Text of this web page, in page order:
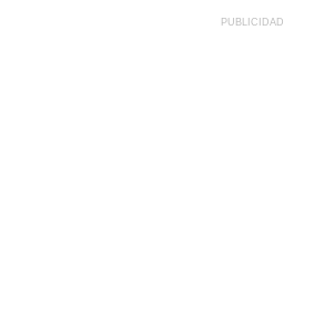
PUBLICIDAD